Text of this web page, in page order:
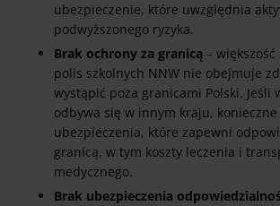
ubezpieczenie, które uwzględnia
podwyższonego ryzyka.
Brak ochrony za granicą –
polis szkolnych NNW nie obejmuje
wystąpić poza granicami Polski. Jeśli
odbywa się w innym kraju,
ubezpieczenia, które zapewni
granicą, w tym koszty leczenia i
medycznego.
Brak ubezpieczenia